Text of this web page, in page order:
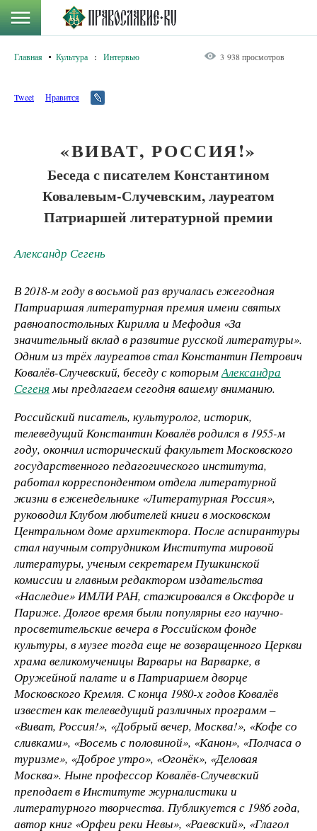
Главная Культура : Интервью 3 938 просмотров
Tweet Нравится
«ВИВАТ, РОССИЯ!»
Беседа с писателем Константином
Ковалевым-Случевским, лауреатом
Патриаршей литературной премии
Александр Сегень
В 2018-м году в восьмой раз вручалась ежегодная
Патриаршая литературная премия имени святых
равноапостольных Кирилла и Мефодия «За
значительный вклад в развитие русской литературы».
Одним из трёх лауреатов стал Константин Петрович
Ковалёв-Случевский, беседу с которымАлександра
Сегенямы предлагаем сегодня вашему вниманию.
Российский писатель, культуролог, историк,
телеведущий Константин Ковалёв родился в 1955-м
году, окончил исторический факультет Московского
государственного педагогического института,
работал корреспондентом отдела литературной
жизни в еженедельнике «Литературная Россия»,
руководил Клубом любителей книги в московском
Центральном доме архитектора. После аспирантуры
стал научным сотрудником Института мировой
литературы, ученым секретарем Пушкинской
комиссии и главным редактором издательства
«Наследие» ИМЛИ РАН, стажировался в Оксфорде и
Париже. Долгое время были популярны его научно-
просветительские вечера в Российском фонде
культуры, в музее тогда еще не возвращенного Церкви
храма великомученицы Варвары на Варварке, в
Оружейной палате и в Патриаршем дворце
Московского Кремля. С конца 1980-х годов Ковалёв
известен как телеведущий различных программ –
«Виват, Россия!», «Добрый вечер, Москва!», «Кофе со
сливками», «Восемь с половиной», «Канон», «Полчаса о
туризме», «Доброе утро», «Огонёк», «Деловая
Москва». Ныне профессор Ковалёв-Случевский
преподает в Институте журналистики и
литературного творчества. Публикуется с 1986 года,
автор книг «Орфеи реки Невы», «Раевский», «Глагол